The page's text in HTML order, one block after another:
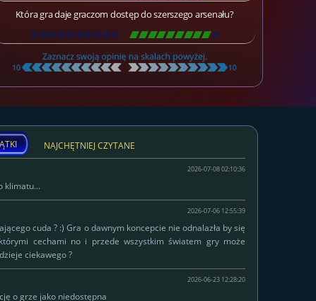
Która gra daje graczom dostęp do szerszego arsenału?
[\\\\\\\\\ \\\\\\\\\]
NAJCHĘTNIEJ CZYTANE
2026-07-08 02:10:36
klimatu...
2026-07-06 12:55:39
cuda ? :) Gra o dawnym koncepcie nie odnalazła by się
cechami no i przede wszystkim światem gry może
ciekawego ?
2026-06-23 12:28:20
o grze jako niedostępna